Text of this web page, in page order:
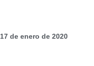
17 de enero de 2020